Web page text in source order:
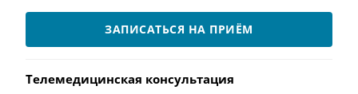
ЗАПИСАТЬСЯ НА ПРИЁМ
Телемедицинская консультация